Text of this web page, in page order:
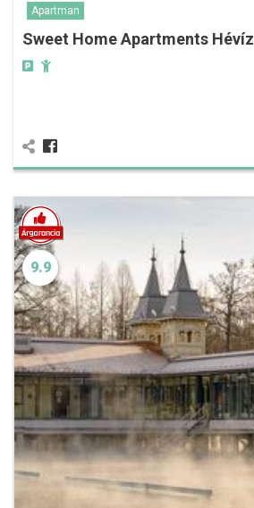
Apartman
Sweet Home Apartments Hévíz
9.9